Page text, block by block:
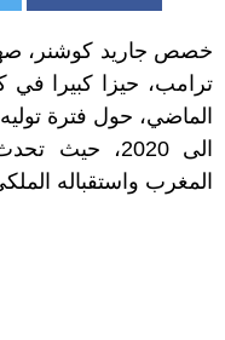
خصص جاريد كوشنر، صهر
ترامب، حيزا كبيرا في
الى 2020،
المغرب واستقباله